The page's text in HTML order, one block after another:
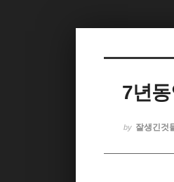
7년
by 잘생긴것
스케치북5
스케치북5